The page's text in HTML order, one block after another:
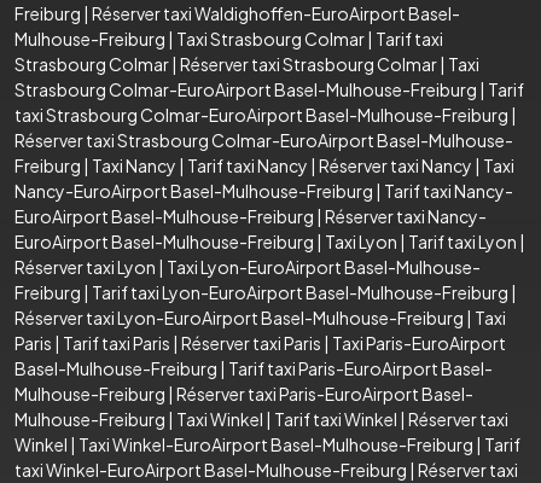
Freiburg | Réserver taxi Waldighoffen-EuroAirport Basel-
Mulhouse-Freiburg | Taxi Strasbourg Colmar| Tarif taxi
Strasbourg Colmar| Réserver taxi Strasbourg Colmar| Taxi
Strasbourg Colmar-EuroAirport Basel-Mulhouse-Freiburg | Tarif
taxi Strasbourg Colmar-EuroAirport Basel-Mulhouse-Freiburg |
Réserver taxi Strasbourg Colmar-EuroAirport Basel-Mulhouse-
Freiburg | Taxi Nancy | Tarif taxi Nancy | Réserver taxi Nancy | Taxi
Nancy-EuroAirport Basel-Mulhouse-Freiburg | Tarif taxi Nancy-
EuroAirport Basel-Mulhouse-Freiburg | Réserver taxi Nancy-
EuroAirport Basel-Mulhouse-Freiburg | Taxi Lyon | Tarif taxi Lyon |
Réserver taxi Lyon | Taxi Lyon-EuroAirport Basel-Mulhouse-
Freiburg | Tarif taxi Lyon-EuroAirport Basel-Mulhouse-Freiburg |
Réserver taxi Lyon-EuroAirport Basel-Mulhouse-Freiburg | Taxi
Paris | Tarif taxi Paris | Réserver taxi Paris | Taxi Paris-EuroAirport
Basel-Mulhouse-Freiburg | Tarif taxi Paris-EuroAirport Basel-
Mulhouse-Freiburg | Réserver taxi Paris-EuroAirport Basel-
Mulhouse-Freiburg | Taxi Winkel | Tarif taxi Winkel | Réserver taxi
Winkel | Taxi Winkel-EuroAirport Basel-Mulhouse-Freiburg | Tarif
taxi Winkel-EuroAirport Basel-Mulhouse-Freiburg | Réserver taxi